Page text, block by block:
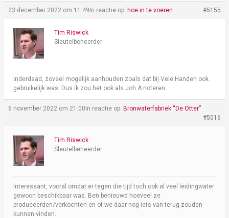
23 december 2022 om 11:49In reactie op: hoe in te voeren #5155
Tim Riswick
Sleutelbeheerder
Inderdaad, zoveel mogelijk aanhouden zoals dat bij Vele Handen ook
gebruikelijk was. Dus ik zou het ook als Joh A noteren.
6 november 2022 om 21:00In reactie op:Bronwaterfabriek “De Otter”
#5016
Tim Riswick
Sleutelbeheerder
Interessant, vooral omdat er tegen die tijd toch ook al veel leidingwater
gewoon beschikbaar was. Ben benieuwd hoeveel ze
produceerden/verkochten en of we daar nog iets van terug zouden
kunnen vinden.